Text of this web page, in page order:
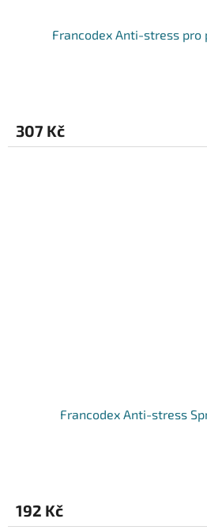
Francodex Anti-stress pro
307 Kč
Francodex Anti-stress
192 Kč